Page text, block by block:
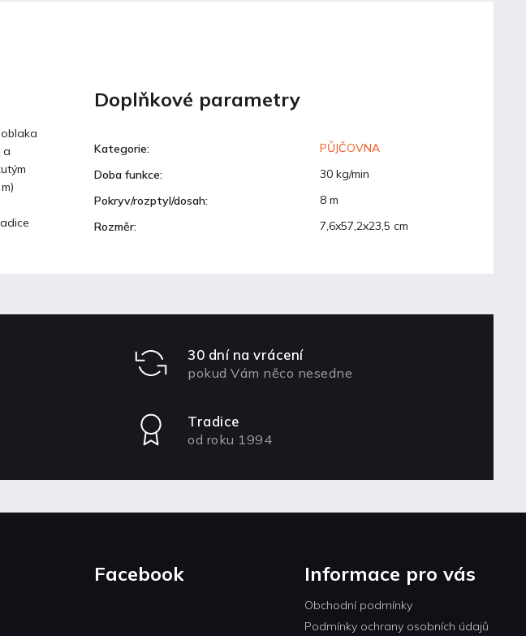
a
Doplňkové parametry
Kategorie:
PŮJČOVNA
Doba funkce:
30 kg/min
Pokryv/rozptyl/dosah:
8 m
Rozměr: 7,6x57,2x23,5 cm
30 dní na vrácení
pokud Vám něco nesedne
Tradice
od roku 1994
Facebook Informace pro vás
Obchodní podmínky
Podmínky ochrany osobních údajů